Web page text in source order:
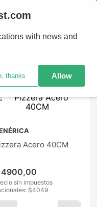
Ordenar por
Acero 40CM
4900,00
sin impuestos
$4049
with news and
thanks Allow